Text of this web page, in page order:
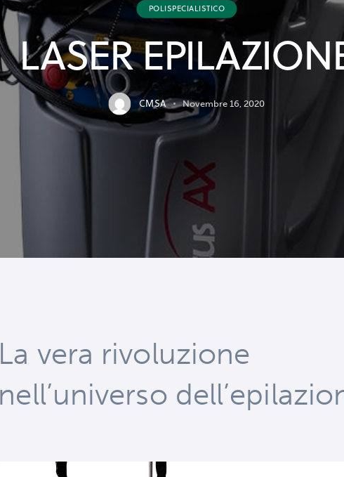
POLISPECIALISTICO
LASER
CMSA Novembre 16, 2020
La vera rivoluzione
nell’universo